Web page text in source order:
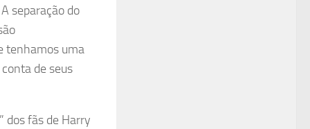
separação do
tenhamos uma
de seus
” dos fãs de Harry